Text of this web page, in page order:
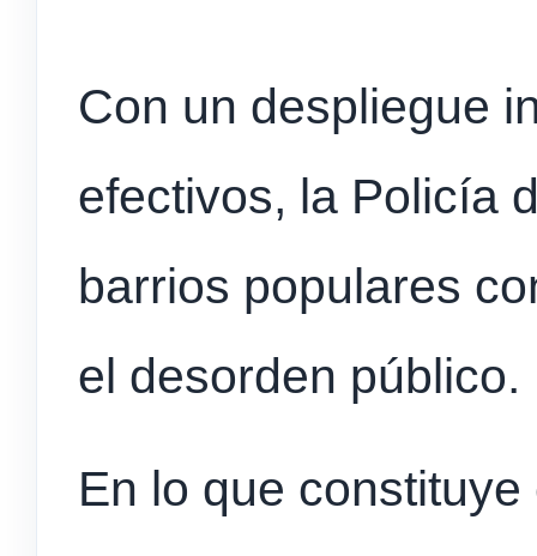
Con un despliegue
efectivos, la Policía
barrios populares
el desorden público.
En lo que